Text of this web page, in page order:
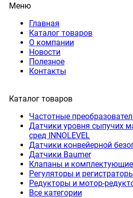
Меню
Главная
Каталог товаров
О компании
Новости
Полезное
Контакты
Каталог товаров
Частотные
Датчики уровня сыпучих
сред INNOLEVEL
Датчики конвейерной
Датчики Baumer
Клапаны и
Регуляторы и
Редукторы и мотор-
Все категории